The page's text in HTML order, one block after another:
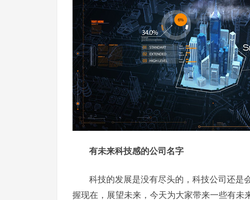
有未来科技感的公司名字
科技的发展是没有尽头的，科技公司还是
握现在，展望未来，今天为大家带来一些有未